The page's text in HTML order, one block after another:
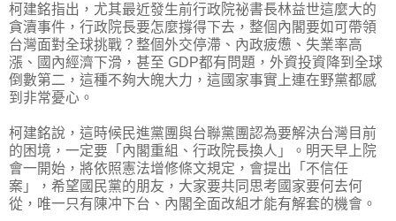
柯建銘指出，尤其最近發生前行政院祕書長林益世這麼大的
貪瀆事件，行政院長要怎麼撐得下去，整個內閣要如可帶領
台灣面對全球挑戰？整個外交停滯、內政疲憊、失業率高
漲、國內經濟下滑，甚至 GDP都有問題，外資投資降到全球
倒數第二，這種不夠大魄大力，這國家事實上連在野黨都感
到非常憂心。
柯建銘說，這時候民進黨團與台聯黨團認為要解決台灣目前
的困境，一定要「內閣重組、行政院長換人」。明天早上院
會一開始，將依照憲法增修條文規定，會提出「不信任
案」，希望國民黨的朋友，大家要共同思考國家要何去何
從，唯一只有陳冲下台、內閣全面改組才能有解套的機會。